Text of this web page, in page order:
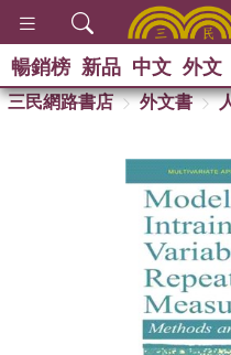
暢銷榜 新品 中文 外文
三民網路書店 外文書